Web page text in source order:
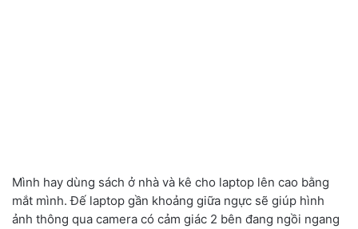
Mình hay dùng sách ở nhà và kê cho laptop lên cao bằng
mắt mình. Đế laptop gần khoảng giữa ngực sẽ giúp hình
ảnh thông qua camera có cảm giác 2 bên đang ngồi ngang